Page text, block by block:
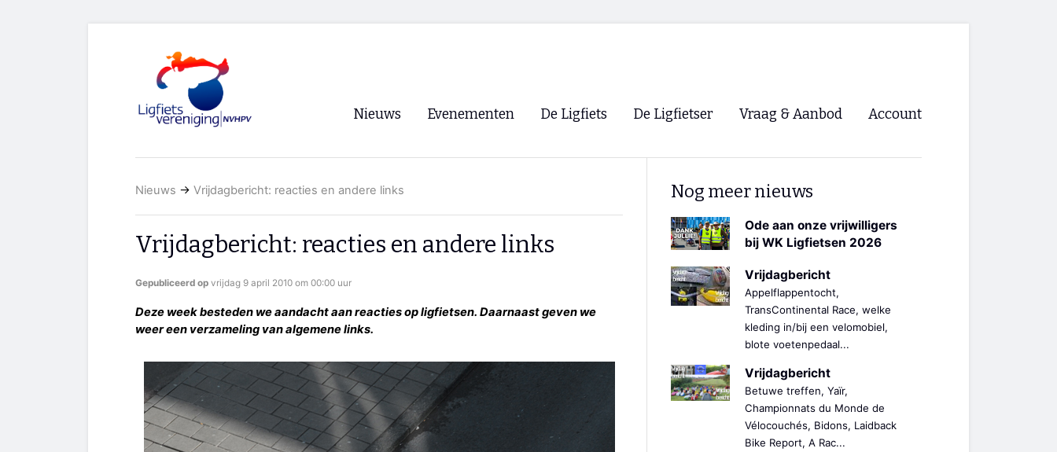
Nieuws Evenementen
WK Ligfietsen 2026
De Ligfiets De Ligfietser
Ligfietsvereninging NVHPV
Lokale Fietsverenigingen
EHPVA & EuSupino 🡺
Vraag & Aanbod Account
Nieuws → Vrijdagbericht: reacties en andere links
Vrijdagbericht: reacties en andere links
Gepubliceerd op vrijdag 9 april 2010 om 00:00 uur
Deze week besteden we aandacht aan reacties op ligfietsen. Daarnaast geven we
weer een verzameling van algemene links.
Nog meer nieuws
Ode aan onze vrijwilligers
bij WK Ligfietsen 2026
Vrijdagbericht
Appelflappentocht,
TransContinental Race, welke
kleding in/bij een velomobiel,
blote voetenpedaal...
Vrijdagbericht
Betuwe treffen, Yaïr,
Championnats du Monde de
Vélocouchés, Bidons, Laidback
Bike Report, A Rac...